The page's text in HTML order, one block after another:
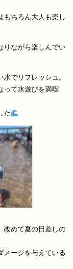
もちろん大人も楽し
りながら楽しんでい
でリフレッシュ。
って水遊びを満喫
た
改めて夏の日差しの
メージを与えている